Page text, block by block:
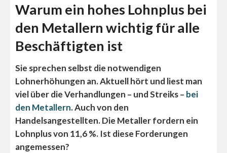
Warum ein hohes Lohnplus bei
den Metallern wichtig für alle
Beschäftigten ist
Sie sprechen selbst die notwendigen
Lohnerhöhungen an. Aktuell hört und liest man
viel über die Verhandlungen – und Streiks – bei
den Metallern. Auch von den
Handelsangestellten. Die Metaller fordern ein
Lohnplus von 11,6 %. Ist diese Forderungen
angemessen?